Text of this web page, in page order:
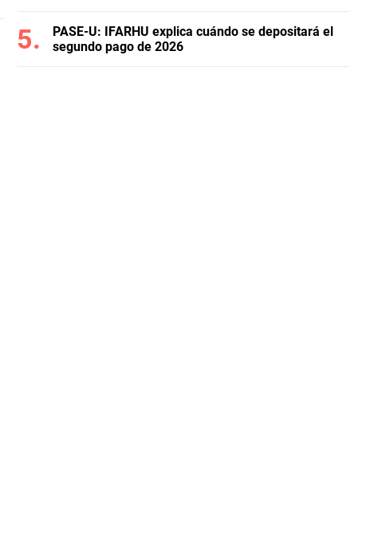
PASE-U: IFARHU explica cuándo se depositará el
segundo pago de 2026